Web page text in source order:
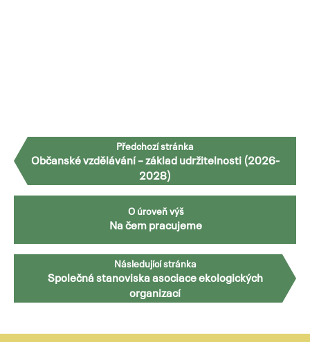
Předchozí stránka
Občanské vzdělávání – základ udržitelnosti (2026-
2028)
O úroveň výš
Na čem pracujeme
Následující stránka
Společná stanoviska asociace ekologických
organizací